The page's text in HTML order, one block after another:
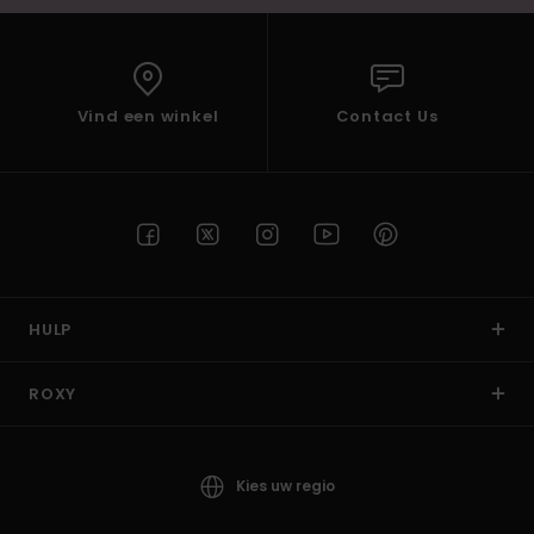
Vind een winkel Contact Us
HULP
ROXY
Kies uw regio